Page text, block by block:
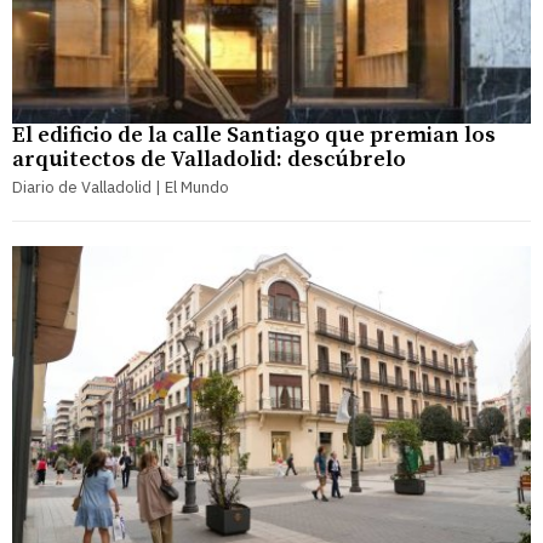
El edificio de la calle Santiago que premian los
arquitectos de Valladolid: descúbrelo
Diario de Valladolid | El Mundo